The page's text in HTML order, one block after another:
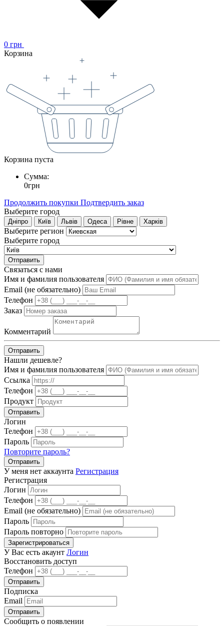
0 грн
Корзина
Корзина пуста
Сумма:
0грн
Продолжить покупки Подтвердить заказ
Выберите город
Дніпро Київ Львів Одеса Рівне Харків
Выберите регион
Выберите город
Отправить
Связаться с нами
Имя и фамилия пользователя
Email (не обязательно)
Телефон
Заказ
Комментарий
Отправить
Нашли дешевле?
Имя и фамилия пользователя
Ссылка
Телефон
Продукт
Отправить
Логин
Телефон
Пароль
Повторите пароль?
Отправить
У меня нет аккаунта Регистрация
Регистрация
Логин
Телефон
Email (не обязательно)
Пароль
Пароль повторно
Зарегистрироваться
У Вас есть акаунт Логин
Восстановить доступ
Телефон
Отправить
Подписка
Email
Отправить
Сообщить о появлении